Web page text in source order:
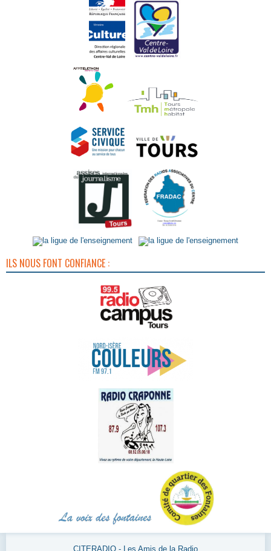
ILS NOUS FONT CONFIANCE :
CITERADIO - Les Amis de la Radio